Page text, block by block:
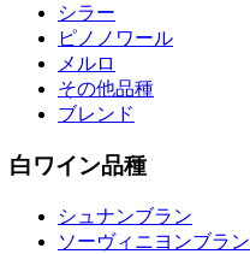
シラー
ピノノワール
メルロ
その他品種
ブレンド
白ワイン品種
シュナンブラン
ソーヴィニヨンブラン